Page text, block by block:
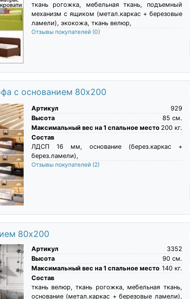
ткань рогожка, мебельная ткань, подъемный
механизм с ящиком (метал.каркас + березовые
ламели), экокожа, ткань велюр,
Отзывы покупателей (0)
с основанием 80х200
Артикул
929
Высота
см.
85
Максимальный вес на 1 спальное место
кг.
200
Состав
ЛДСП 16 мм, основание (берез.каркас +
берез.ламели),
Отзывы покупателей (2)
80х200
Артикул
3352
Высота
см.
90
Максимальный вес на 1 спальное место
кг.
140
Состав
ткань велюр, ткань рогожка, мебельная ткань,
основание (метал.каркас + березовые ламели),